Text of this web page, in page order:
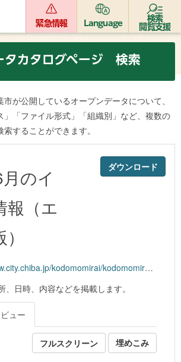
緊急情報 Language
検索
閲覧支援
タカタログページ 検索
が公開しているオープンデータについて、
」「ファイル形式」「組織別」など、複数の
することができます。
ダウンロード
のイ
報（エ
kodomomirai/kodomomirai/kikaku/documents/kodomoevent0806.xlsx
、日時、内容などを掲載します。
ュー
フルスクリーン 埋めこみ